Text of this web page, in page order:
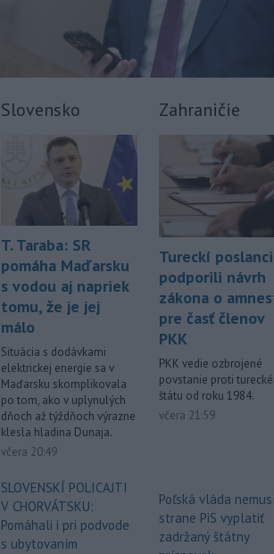
Slovensko
T. Taraba: SR
pomáha Maďarsku
s vodou aj napriek
tomu, že je jej
málo
Situácia s dodávkami
elektrickej energie sa v
Maďarsku skomplikovala
po tom, ako v uplynulých
dňoch až týždňoch výrazne
klesla hladina Dunaja.
včera 20:49
SLOVENSKÍ POLICAJTI
V CHORVÁTSKU:
Pomáhali i pri podvode
s ubytovaním
Zahraničie
Tureckí poslanci
podporili návrh
zákona o
pre časť členov
PKK
PKK vedie ozbrojené
povstanie proti
štátu od roku 1984.
včera 21:59
Poľská vláda
strane PiS vyplatiť
zadržaný štátny